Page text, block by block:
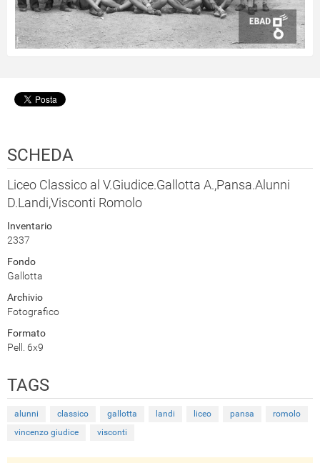
SCHEDA
Liceo Classico al V.Giudice.Gallotta A.,Pansa.Alunni
D.Landi,Visconti Romolo
Inventario
2337
Fondo
Gallotta
Archivio
Fotografico
Formato
Pell. 6x9
TAGS
alunni classico gallotta landi liceo pansa
romolo
vincenzo giudice
visconti